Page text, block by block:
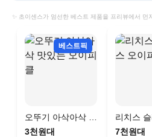
✨ 초이센스가 엄선한 베스트 제품을 프리뷰에서 먼
베스트픽
오뚜기 아삭아삭 맛
있는 오이피클
3천원대
리치스 슬
이피클
7천원대